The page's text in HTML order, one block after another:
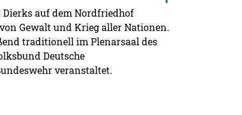
auf dem Nordfriedhof
Gewalt und Krieg aller Nationen.
traditionell im Plenarsaal des
Deutsche
veranstaltet.